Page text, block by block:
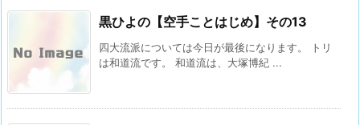
黒ひよの【空手ことはじめ】その13
四大流派については今日が最後になります。 トリ
は和道流です。 和道流は、大塚博紀 ...